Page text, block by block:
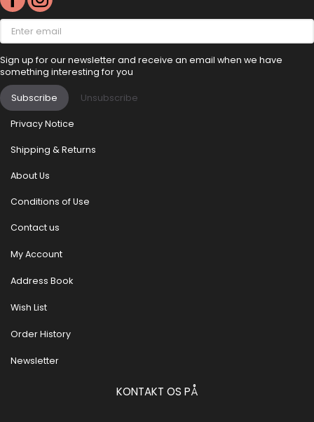
Enter
email
Sign up for our newsletter and receive an email when we have
something interesting for you
Subscribe Unsubscribe
Privacy Notice
Shipping & Returns
About Us
Conditions of Use
Contact us
My Account
Address Book
Wish List
Order History
Newsletter
KONTAKT OS PÅ